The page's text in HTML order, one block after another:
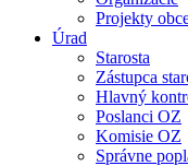
Projekty
Úrad
Starosta
Zástupca
Hlavný
Poslanci OZ
Komisie OZ
Správne